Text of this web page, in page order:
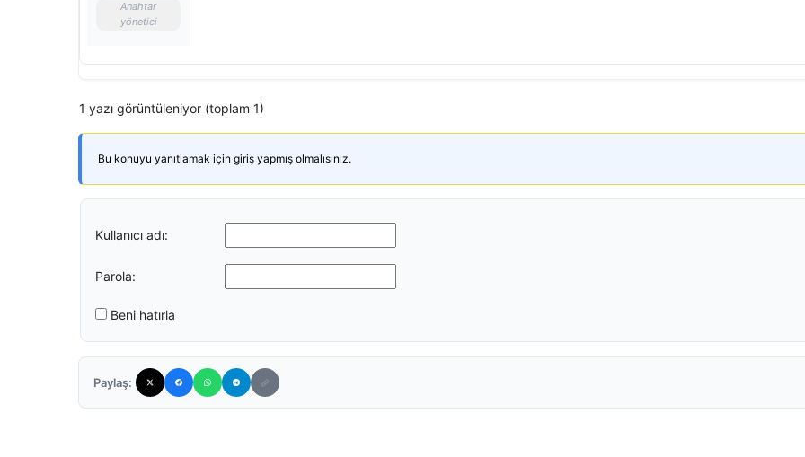
Anahtar
yönetici
1 yazı görüntüleniyor (toplam 1)
Bu konuyu yanıtlamak için giriş yapmış olmalısınız.
Kullanıcı adı:
Parola:
Beni hatırla
Paylaş: